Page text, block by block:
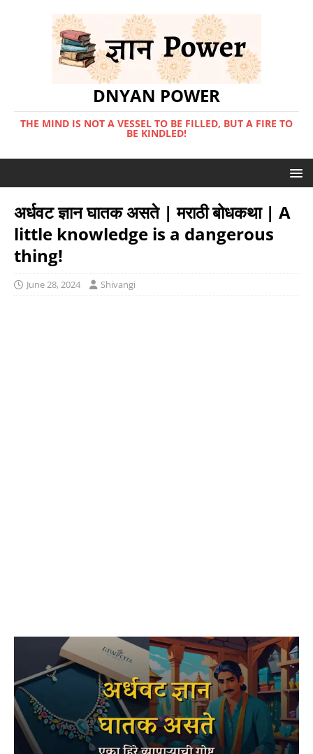
DNYAN POWER
THE MIND IS NOT A VESSEL TO BE FILLED, BUT A FIRE TO
BE KINDLED!
अर्धवट ज्ञान घातक असते | मराठी बोधकथा | A
little knowledge is a dangerous
thing!
June 28, 2024 Shivangi